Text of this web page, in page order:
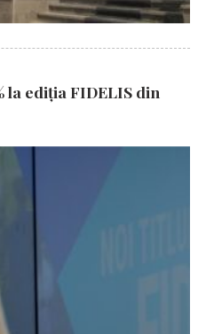
la ediția FIDELIS din